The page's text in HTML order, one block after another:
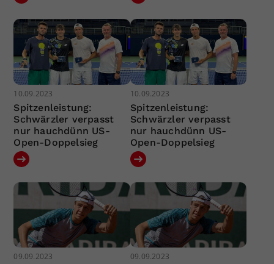
10.09.2023
Spitzenleistung:
Schwärzler verpasst
nur hauchdünn US-
Open-Doppelsieg
10.09.2023
Spitzenleistung:
Schwärzler verpasst
nur hauchdünn US-
Open-Doppelsieg
09.09.2023 09.09.2023